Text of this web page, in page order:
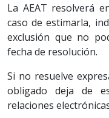
La AEAT resolverá
caso de estimarla,
exclusión que no
fecha de resolución.
Si no resuelve
obligado deja de
relaciones